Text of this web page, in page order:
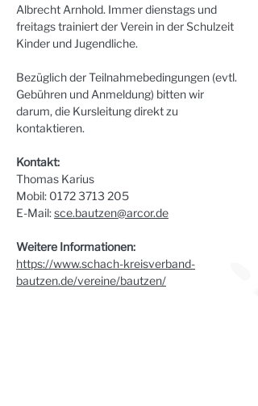
Albrecht Arnhold. Immer dienstags und
freitags trainiert der Verein in der Schulzeit
Kinder und Jugendliche.
Bezüglich der Teilnahmebedingungen (evtl.
Gebühren und Anmeldung) bitten wir
darum, die Kursleitung direkt zu
kontaktieren.
Kontakt:
Thomas Karius
Mobil: 0172 3713 205
E-Mail: sce.bautzen@arcor.de
Weitere Informationen:
https://www.schach-kreisverband-
bautzen.de/vereine/bautzen/